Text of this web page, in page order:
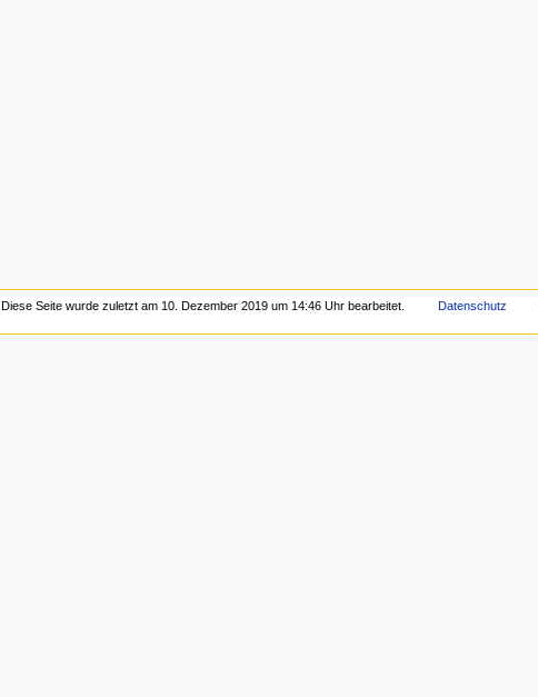
Diese Seite wurde zuletzt am 10. Dezember 2019 um 14:46 Uhr bearbeitet. Datenschutz